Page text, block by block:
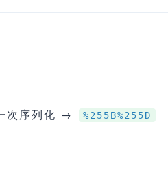
次序列化 → %255B%255D